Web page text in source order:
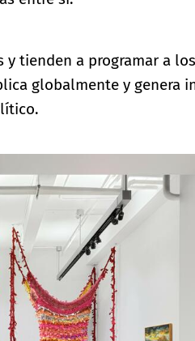
tienden a programar a
globalmente y genera